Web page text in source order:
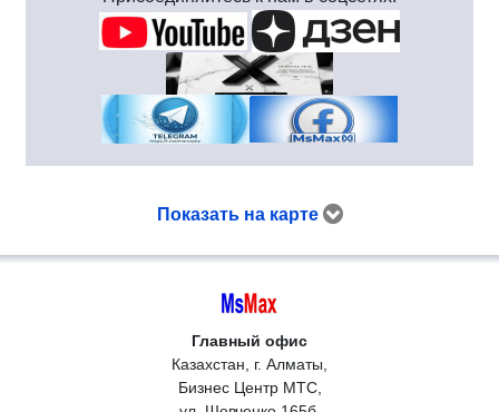
Показать на карте
Главный офис
Казахстан, г. Алматы,
Бизнес Центр МТС,